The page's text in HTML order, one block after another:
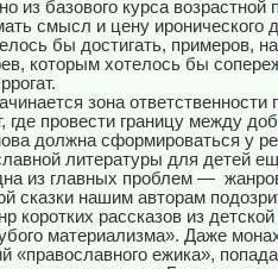
из базового курса возрастной
смысл и цену иронического
бы достигать, примеров,
которым хотелось бы
зона ответственности
где провести границу между
должна сформироваться у
литературы для детей
из главных проблем —
сказки нашим авторам
коротких рассказов из
материализма». Даже
«православного ежика»,